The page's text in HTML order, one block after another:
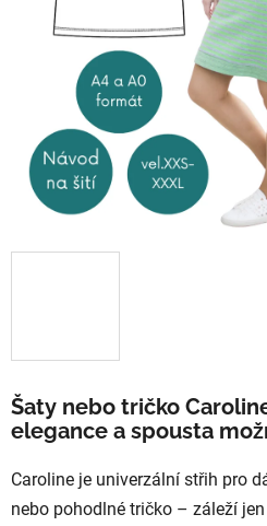
Šaty nebo tričko
elegance a spousta
Caroline je univerzální střih pro
nebo pohodlné tričko – záleží